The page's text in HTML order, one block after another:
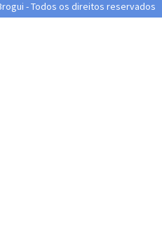
- Todos os direitos reservados